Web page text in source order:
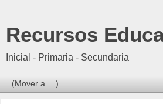
Recursos
Inicial - Primaria - Secundaria